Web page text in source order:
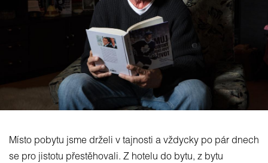
Místo pobytu jsme drželi v tajnosti a vždycky po pár dnech
se pro jistotu přestěhovali. Z hotelu do bytu, z bytu